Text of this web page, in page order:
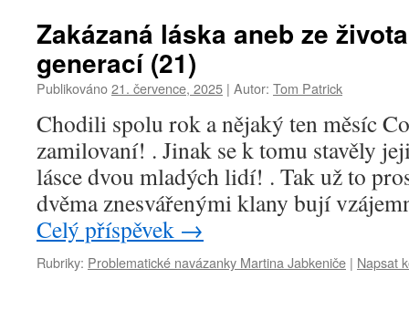
Zakázaná láska aneb ze
generací (21)
Publikováno21. července, 2025 | Autor: Tom Patrick
Chodili spolu rok a nějaký ten měsíc
zamilovaní! . Jinak se k tomu stavěly
lásce dvou mladých lidí! . Tak už to
dvěma znesvářenými klany bují
Celý příspěvek →
Rubriky: Problematické navázanky Martina Jabkeniče | Napsat